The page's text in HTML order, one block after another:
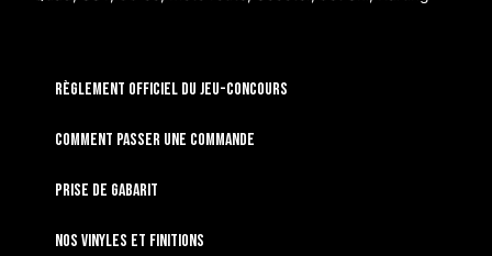
RÈGLEMENT OFFICIEL DU JEU-CONCOURS
Comment passer une commande
Prise de gabarit
Nos vinyles et finitions